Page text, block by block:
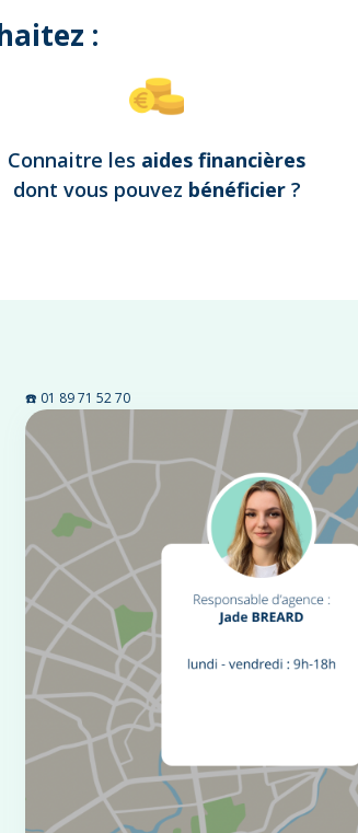
:
Connaitre les aides financières
dont vous pouvez bénéficier ?
☎️ 01 89 71 52 70